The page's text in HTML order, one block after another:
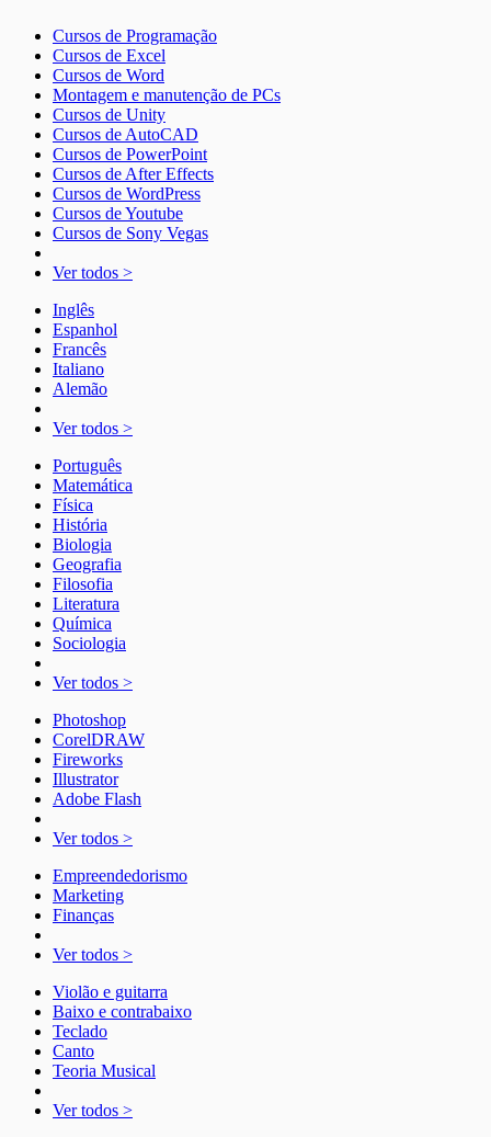
Cursos de Programação
Cursos de Excel
Cursos de Word
Montagem e manutenção de PCs
Cursos de Unity
Cursos de AutoCAD
Cursos de PowerPoint
Cursos de After Effects
Cursos de WordPress
Cursos de Youtube
Cursos de Sony Vegas
Ver todos >
Inglês
Espanhol
Francês
Italiano
Alemão
Ver todos >
Português
Matemática
Física
História
Biologia
Geografia
Filosofia
Literatura
Química
Sociologia
Ver todos >
Photoshop
CorelDRAW
Fireworks
Illustrator
Adobe Flash
Ver todos >
Empreendedorismo
Marketing
Finanças
Ver todos >
Violão e guitarra
Baixo e contrabaixo
Teclado
Canto
Teoria Musical
Ver todos >